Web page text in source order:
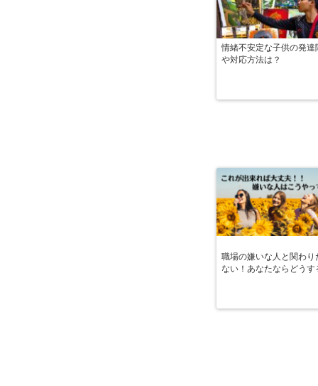
情緒不安定な子供の発達
や対応方法は？
職場の嫌いな人と関わり
ない！あなたならどうす